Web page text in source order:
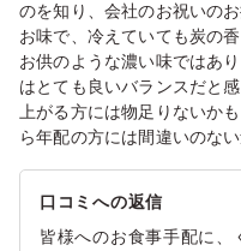
のを知り、会社のお祝いの
お味で、冷えていても炭の
お供のような濃い味ではあ
はとても良いバランスだと
上がる方には物足りないか
ら年配の方には間違いのな
口コミへの返信
皆様へのお食事手配に、